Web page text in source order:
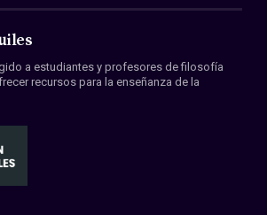
a estudiantes y profesores de filosofía
recursos para la enseñanza de la